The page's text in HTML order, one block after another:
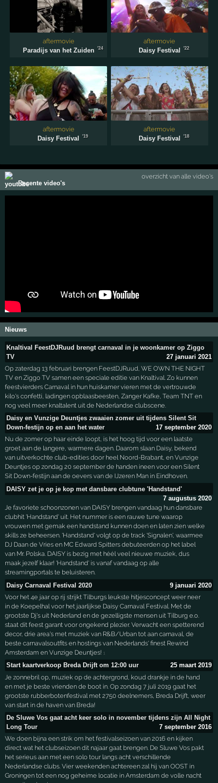
aftermovie
Paradijs van het Zuiden
'24
aftermovie
Daisy Festival
'22
aftermovie
Daisy Festival
'19
aftermovie
Daisy Festival
'18
Recente video's
overzicht van alle video's
Nieuws
Knaltival FeestDJRuud brengt carnaval in je woonkamer op Ziggo
TV
27 januari 2021
Op zaterdag 13 februari brengen FeestDJRuud, WE OWN THE NIGHT
TV en Ziggo TV samen een speciale editie van Knaltival. Zo kunnen
feestvierders Carnaval in hun huiskamer vieren met de vertrouwde
kilo's confetti, ladingen opblaasbeesten, Zanger Kafke, Team TNT en
nog veel meer knaltalent uit de Nederlandse clubscene.
Daisy en Vunzige Deuntjes zwaaien zomer uit tijdens Silent Sit
Down-festijn op en aan het water
17 september 2020
Nu de zomer op haar einde loopt, is het hoog tijd voor een laatste
groet aan de langere, warmere dagen. Daarom slaan Daisy, bekend
van uitverkochte club-edities door heel Noord-Brabant, en Vunzige
Deuntjes op zondag 20 september de handen ineen voor een Silent
Sit Down-festijn aan de oevers van de IJzeren Man in Eindhoven.
DAISY zet je op je kop met dansbare clubtune 'Handstand'
7 augustus 2020
Je favoriete schoonzonen van DAISY brengen vandaag hun dansbare
clubhit 'Handstand' uit. Het nummer is een rauwe tune waarop
vrouwen met gemak een handstand kunnen doen en laten zien welke
skills ze beheersen. 'Handstand' volgt op de track 'Signalen', waarmee
DJ Daan de Vries en MC Edward Spitters debuteerden op het label
van Mr. Polska. DAISY is bezig met héél veel nieuwe muziek, dus
maak jezelf klaar! 'Handstand' is vanaf vandaag op alle
streamingportals te beluisteren.
Daisy Carnaval Festival 2020
9 januari 2020
Voor het 4e jaar op rij strijkt Tilburgs leukste hitjesconcept weer neer
in de Koepelhal voor het jaarlijkse Daisy Carnaval Festival. Met de
grootste Dj's uit Nederland en de gezelligste mensen uit Tilburg e.o.
staat dit feest garant voor ongekend plezier. Verwacht een spetterend
decor, drie area's met muziek van R&B/Urban tot aan carnaval, de
beste carnavalsoutfits en hostings van Nederlands' finest Rewind
Amsterdam en Vunzige Deuntjes!1
Start kaartverkoop Breda Drijft om 12:00 uur
25 maart 2019
Je zonnebril op, muziek op de achtergrond, koud drankje in de hand
en met je beste vrienden de boot in. Op zondag 7 juli 2019 gaat het
grootste rubberbotenfestival met 2750 deelnemers, Breda Drijft, weer
van start in de haven van Breda!
De Sluwe Vos gaat acht keer solo in november tijdens zijn All Night
Long Tour
7 september 2016
We doen bijna een strik om het festivalseizoen van 2016 en kijken
direct wat het clubseizoen dit najaar gaat brengen. De Sluwe Vos pakt
het serieus aan met een solo tour langs acht verschillende
Nederlandse clubs. Vier weekenden achtereen zal hij van OOST in
Groningen tot een nog geheime locatie in Amsterdam de volle nacht